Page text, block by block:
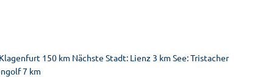
150 km Nächste Stadt: Lienz 3 km See: Tristacher
7 km